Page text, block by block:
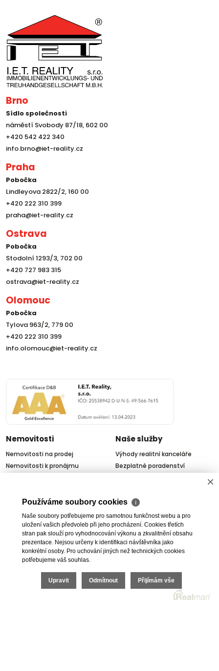
Brno
Sídlo společnosti
náměstí Svobody 87/18, 602 00
+420 542 422 340
info.brno@iet-reality.cz
Praha
Pobočka
Lindleyova 2822/2, 160 00
+420 222 310 399
praha@iet-reality.cz
Ostrava
Pobočka
Stodolní 1293/3, 702 00
+420 727 983 315
ostrava@iet-reality.cz
Olomouc
Pobočka
Tylova 963/2, 779 00
+420 222 310 399
info.olomouc@iet-reality.cz
Nemovitosti
Nemovitosti na prodej
Nemovitosti k pronájmu
Skladové prostory
Kanceláře
Obchody
Naše služby
Výhody realitní kanceláře
Bezplatné poradenství
Geodetické práce
Úschovy kupních cen
Právní servis
Služby developerům
Pojištění
×
Používáme soubory cookies ℹ
Naše soubory potřebujeme pro samotnou funkčnost webu a pro
uložení vašich předvoleb při jeho procházení. Cookies třetích
stran pak slouží pro vyhodnocování výkonu a zkvalitnění obsahu
prezentace. Nejsou určeny k identifikaci návštěvníka jako
konkrétní osoby. Pro uchování jiných než technických cookies
potřebujeme váš souhlas.
Upravit Odmítnout Přijímám vše